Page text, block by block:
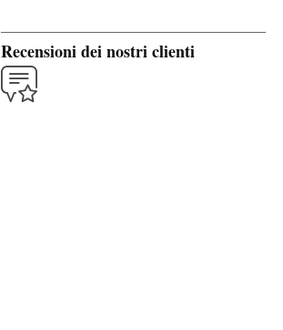
Recensioni dei nostri clienti